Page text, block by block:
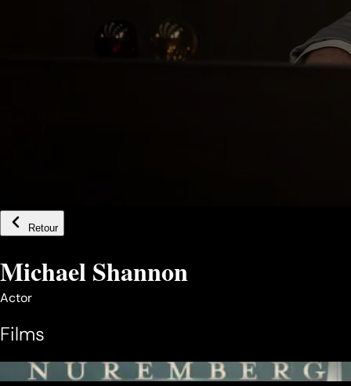
Retour
Michael Shannon
Actor
Films